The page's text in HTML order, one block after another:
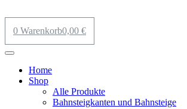
0,00 €
0 Warenkorb
Home
Shop
Alle Produkte
Bahnsteigkanten und Bahnsteige